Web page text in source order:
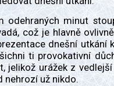
odehraných minut
což je hlavně
dnešní utkání
ti provokativní
jelikož urážek z
nehrozí už nikdo.